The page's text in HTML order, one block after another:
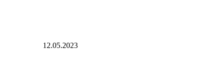
12.05.2023